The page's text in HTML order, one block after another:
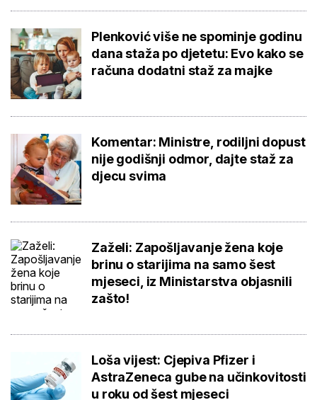
Plenković više ne spominje godinu
dana staža po djetetu: Evo kako se
računa dodatni staž za majke
Komentar: Ministre, rodiljni dopust
nije godišnji odmor, dajte staž za
djecu svima
Zaželi: Zapošljavanje žena koje
brinu o starijima na samo šest
mjeseci, iz Ministarstva objasnili
zašto!
Loša vijest: Cjepiva Pfizer i
AstraZeneca gube na učinkovitosti
u roku od šest mjeseci